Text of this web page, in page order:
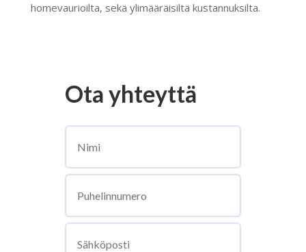
homevaurioilta, sekä ylimääräisiltä kustannuksilta.
Ota yhteyttä